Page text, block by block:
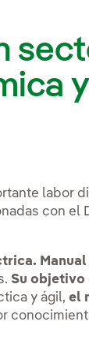
labor
con el
Su objetivo
y ágil,el